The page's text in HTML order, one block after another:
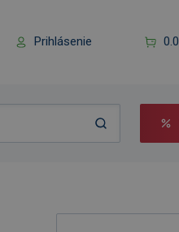
Prihlásenie